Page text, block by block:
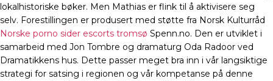
lokalhistoriske bøker. Men Mathias er flink til å aktivisere seg
selv. Forestillingen er produsert med støtte fra Norsk Kulturråd
Norske porno sider escorts tromsø Spenn.no. Den er utviklet i
samarbeid med Jon Tombre og dramaturg Oda Radoor ved
Dramatikkens hus. Dette passer meget bra inn i vår langsiktige
strategi for satsing i regionen og vår kompetanse på denne